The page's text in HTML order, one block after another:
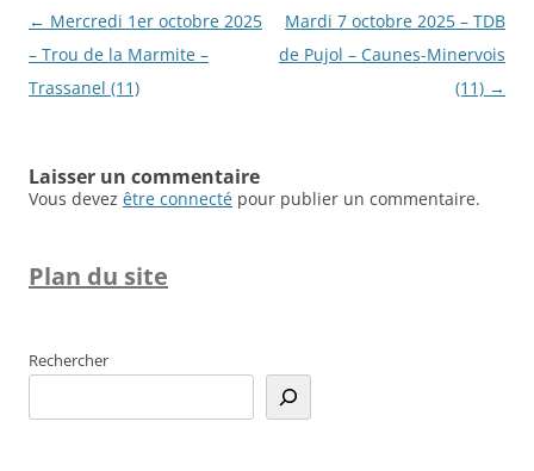
Navigation
des
articles
← Mercredi 1er octobre 2025
– Trou de la Marmite –
Trassanel (11)
Mardi 7 octobre 2025 – TDB
de Pujol – Caunes-Minervois
(11) →
Laisser un commentaire
Vous devez être connecté pour publier un commentaire.
Plan du site
Rechercher